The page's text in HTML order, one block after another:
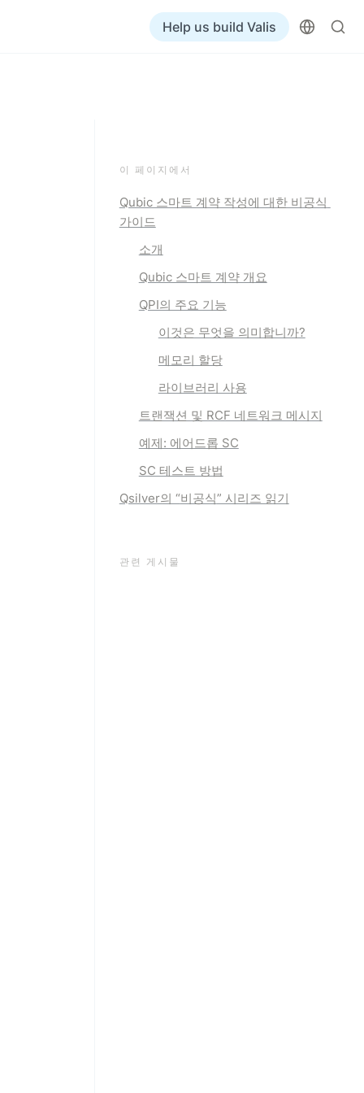
Help us build Valis
이 페이지에서
Qubic 스마트 계약 작성에 대한 비공식
가이드
소개
Qubic 스마트 계약 개요
QPI의 주요 기능
이것은 무엇을 의미합니까?
메모리 할당
라이브러리 사용
트랜잭션 및 RCF 네트워크 메시지
예제: 에어드롭 SC
SC 테스트 방법
Qsilver의 “비공식” 시리즈 읽기
관련 게시물